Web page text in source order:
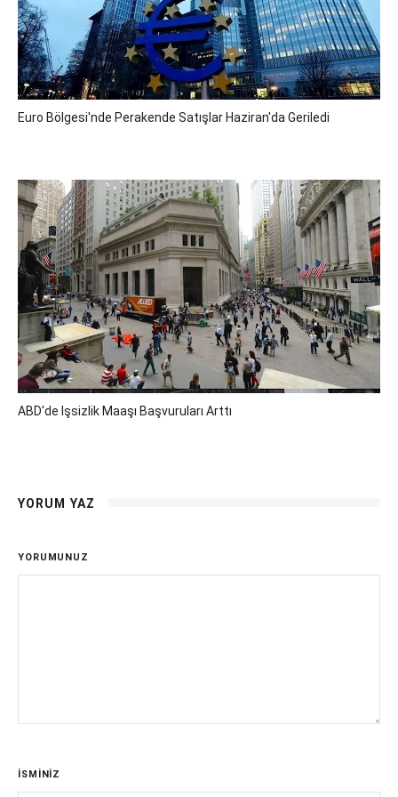
Euro Bölgesi'nde Perakende Satışlar Haziran'da Geriledi
ABD'de Işsizlik Maaşı Başvuruları Arttı
YORUM YAZ
YORUMUNUZ
İSMİNİZ